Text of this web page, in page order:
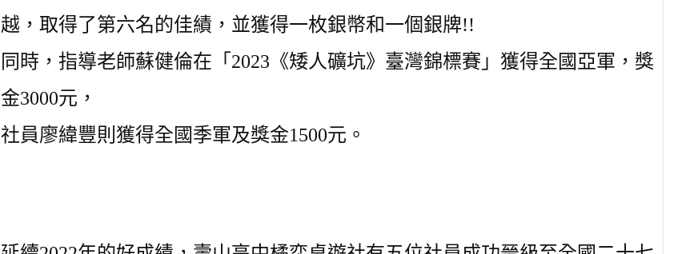
越，取得了第六名的佳績，並獲得一枚銀幣和一個銀牌!!
同時，指導老師蘇健倫在「2023《矮人礦坑》臺灣錦標賽」獲得全國亞軍，獎
金3000元，
社員廖緯豐則獲得全國季軍及獎金1500元。